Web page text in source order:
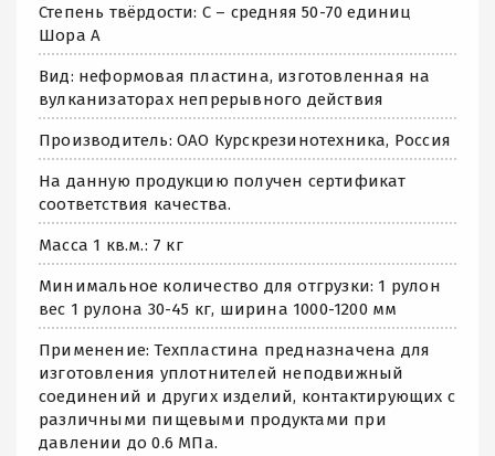
Степень твёрдости: С – средняя 50-70 единиц
Шора А
Вид: неформовая пластина, изготовленная на
вулканизаторах непрерывного действия
Производитель: ОАО Курскрезинотехника, Россия
На данную продукцию получен сертификат
соответствия качества.
Масса 1 кв.м.: 7 кг
Минимальное количество для отгрузки: 1 рулон
вес 1 рулона 30-45 кг, ширина 1000-1200 мм
Применение: Техпластина предназначена для
изготовления уплотнителей неподвижный
соединений и других изделий, контактирующих с
различными пищевыми продуктами при
давлении до 0.6 МПа.